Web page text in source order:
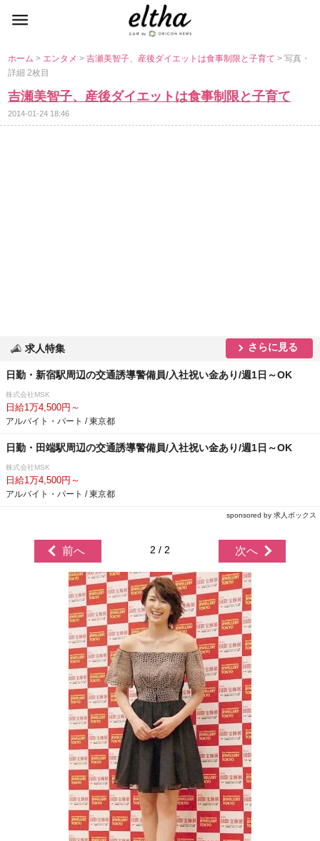
ホーム> エンタメ>吉瀬美智子、産後ダイエットは食事制限と子育て> 写真・
詳細 2枚目
吉瀬美智子、産後ダイエットは食事制限と子育て
2014-01-24 18:46
求人特集 さらに見る
日勤・新宿駅周辺の交通誘導警備員/入社祝い金あり/週1日～OK
株式会社MSK
日給1万4,500円～
アルバイト・パート / 東京都
日勤・田端駅周辺の交通誘導警備員/入社祝い金あり/週1日～OK
株式会社MSK
日給1万4,500円～
アルバイト・パート / 東京都
sponsored by 求人ボックス
前へ 2 / 2 次へ